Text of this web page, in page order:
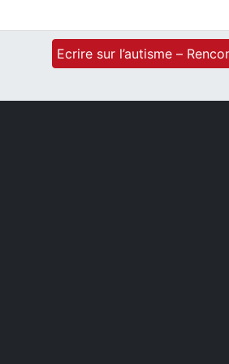
Ecrire sur l’autisme –